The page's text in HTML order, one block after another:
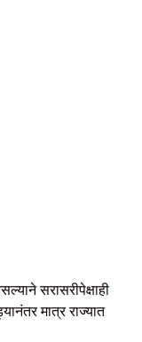
सरासरीपेक्षाही
मात्र राज्यात